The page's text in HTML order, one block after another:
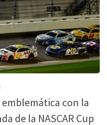
con la
de la NASCAR Cup